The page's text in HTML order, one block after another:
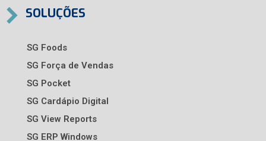
SOLUÇÕES
SG Foods
SG Força de Vendas
SG Pocket
SG Cardápio Digital
SG View Reports
SG ERP Windows